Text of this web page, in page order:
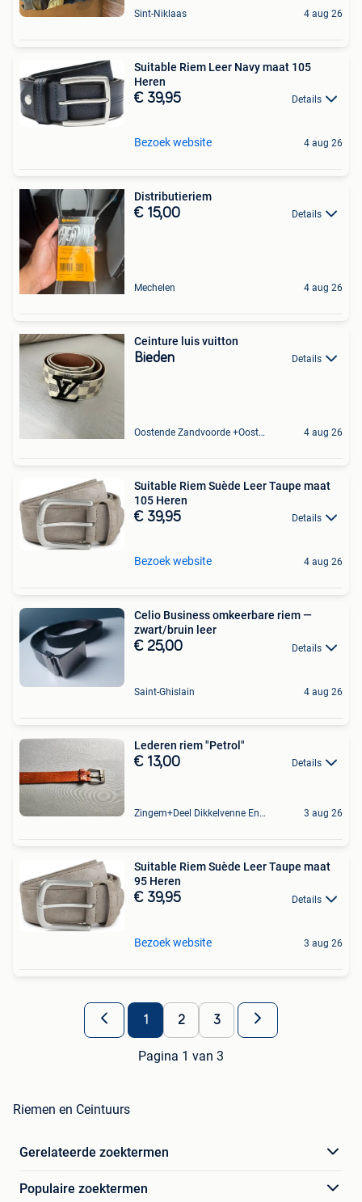
Sint-Niklaas 4 aug 26
Suitable Riem Leer Navy maat 105
Heren
€ 39,95 Details
Bezoek website 4 aug 26
Distributieriem
€ 15,00 Details
Mechelen 4 aug 26
Ceinture luis vuitton
Bieden Details
Oostende Zandvoorde +Oostende 4 aug 26
Suitable Riem Suède Leer Taupe maat
105 Heren
€ 39,95 Details
Bezoek website 4 aug 26
Celio Business omkeerbare riem —
zwart/bruin leer
€ 25,00 Details
Saint-Ghislain 4 aug 26
Lederen riem "Petrol"
€ 13,00 Details
Zingem+Deel Dikkelvenne En Nederzwalm-Hermelgem 3 aug 26
Suitable Riem Suède Leer Taupe maat
95 Heren
€ 39,95 Details
Bezoek website 3 aug 26
1 2 3
Pagina 1 van 3
Riemen en Ceintuurs
Gerelateerde zoektermen
Populaire zoektermen